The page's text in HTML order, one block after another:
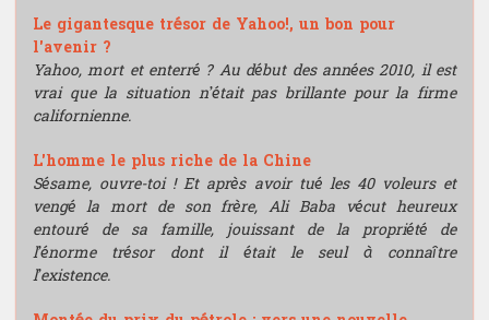
Le gigantesque trésor de Yahoo!, un bon pour
l'avenir ?
Yahoo, mort et enterré ? Au début des années 2010, il est
vrai que la situation n’était pas brillante pour la firme
californienne.
L'homme le plus riche de la Chine
Sésame, ouvre-toi ! Et après avoir tué les 40 voleurs et
vengé la mort de son frère, Ali Baba vécut heureux
entouré de sa famille, jouissant de la propriété de
l’énorme trésor dont il était le seul à connaître
l’existence.